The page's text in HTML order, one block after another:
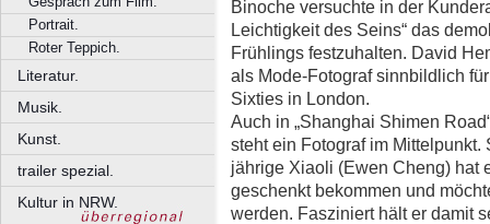
Portrait.
Roter Teppich.
Literatur.
Musik.
Kunst.
trailer spezial.
Kultur in NRW.
Binoche versuchte in der
Leichtigkeit des Seins“ das
Frühlings festzuhalten. David
als Mode-Fotograf sinnbildlich
Sixties in London.
Auch in „Shanghai Shimen
steht ein Fotograf im
jährige Xiaoli (Ewen Cheng) hat
geschenkt bekommen und
werden. Fasziniert hält er damit